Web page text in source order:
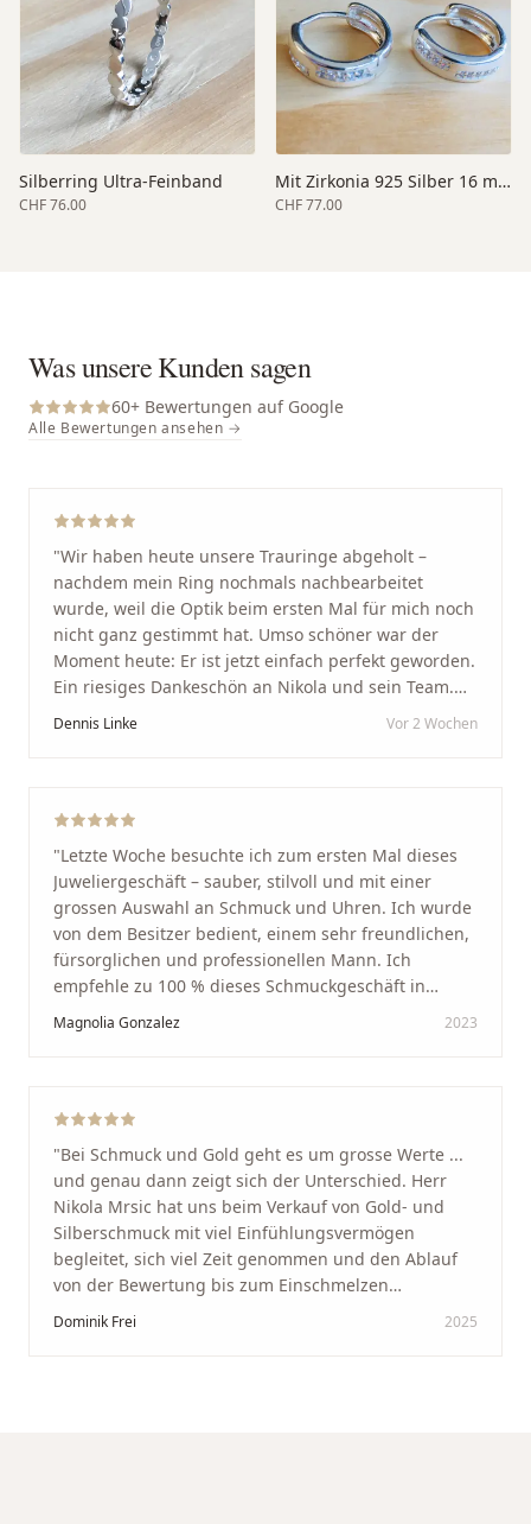
Silberring Ultra-Feinband
CHF 76.00
Mit Zirkonia 925 Silber 16 mm
CHF 77.00
Was unsere Kunden sagen
60+ Bewertungen auf Google
Alle Bewertungen ansehen →
"Wir haben heute unsere Trauringe abgeholt –
nachdem mein Ring nochmals nachbearbeitet
wurde, weil die Optik beim ersten Mal für mich noch
nicht ganz gestimmt hat. Umso schöner war der
Moment heute: Er ist jetzt einfach perfekt geworden.
Ein riesiges Dankeschön an Nikola und sein Team.
Vom ersten Termin an wurden wir jedes Mal
Arbeit und seine Kunden wirklich am Herzen liegen.
Service und echte Herzlichkeit schätzt, ist hier genau
richtig."
Dennis Linke Vor 2 Wochen
"Letzte Woche besuchte ich zum ersten Mal dieses
Juweliergeschäft – sauber, stilvoll und mit einer
grossen Auswahl an Schmuck und Uhren. Ich wurde
von dem Besitzer bedient, einem sehr freundlichen,
fürsorglichen und professionellen Mann. Ich
empfehle zu 100 % dieses Schmuckgeschäft in
Schaffhausen. Ich selbst war sehr zufrieden und
glücklich mit der Behandlung. Ich danke Ihnen – ich
Magnolia Gonzalez 2023
"Bei Schmuck und Gold geht es um grosse Werte ...
und genau dann zeigt sich der Unterschied. Herr
Nikola Mrsic hat uns beim Verkauf von Gold- und
Silberschmuck mit viel Einfühlungsvermögen
begleitet, sich viel Zeit genommen und den Ablauf
von der Bewertung bis zum Einschmelzen
transparent und angenehm gestaltet. Diskreter,
Dominik Frei 2025